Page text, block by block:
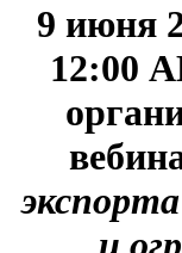
9 июня
12:00
и